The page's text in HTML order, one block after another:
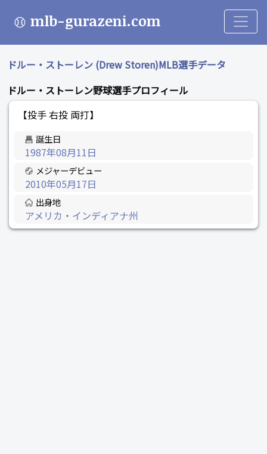
mlb-gurazeni.com
ドルー・ストーレン (Drew Storen)MLB選手データ
ドルー・ストーレン野球選手プロフィール
【投手 右投 両打】
誕生日
1987年08月11日
メジャーデビュー
2010年05月17日
出身地
アメリカ・インディアナ州